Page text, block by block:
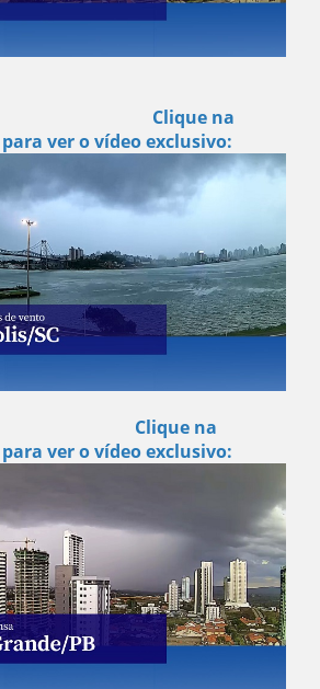
Clique na
ver o vídeo exclusivo:
Clique na
ver o vídeo exclusivo: